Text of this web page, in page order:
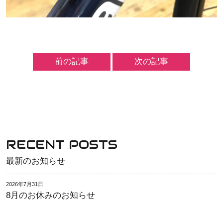
前の記事 次の記事
RECENT POSTS
最新のお知らせ
2026年7月31日
8月のお休みのお知らせ